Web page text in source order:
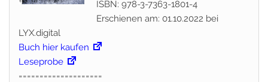
ISBN: 978-3-7363-1801-4
Erschienen am: 01.10.2022 bei
LYX.digital
Buch hier kaufen
Leseprobe
====================